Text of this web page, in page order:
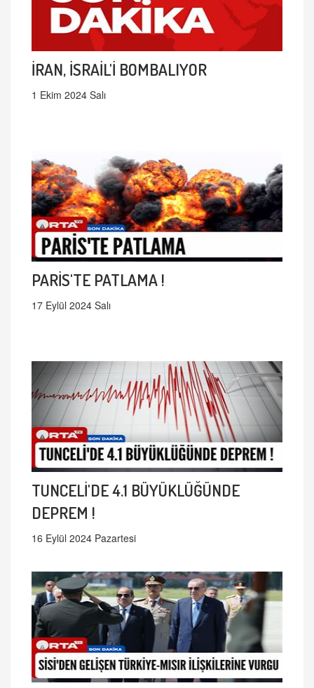
İRAN, İSRAİL'İ BOMBALIYOR
1 Ekim 2024 Salı
PARİS'TE PATLAMA !
17 Eylül 2024 Salı
TUNCELİ'DE 4.1 BÜYÜKLÜĞÜNDE
DEPREM !
16 Eylül 2024 Pazartesi